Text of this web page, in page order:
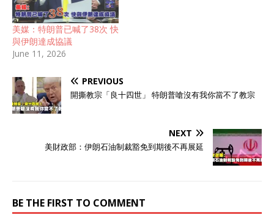
美媒：特朗普已喊了38次 快
與伊朗達成協議
June 11, 2026
PREVIOUS
開撕教宗「良十四世」 特朗普嗆沒有我你當不了教宗
NEXT
美財政部：伊朗石油制裁豁免到期後不再展延
BE THE FIRST TO COMMENT